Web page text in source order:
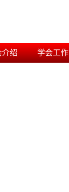
介绍 学会工作